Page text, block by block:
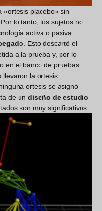
«ortesis placebo» sin
lo tanto, los sujetos no
activa o pasiva.
. Esto descartó el
a la prueba y, por lo
en el banco de pruebas.
llevaron la ortesis
ortesis se asignó
de un diseño de estudio
son muy significativos.